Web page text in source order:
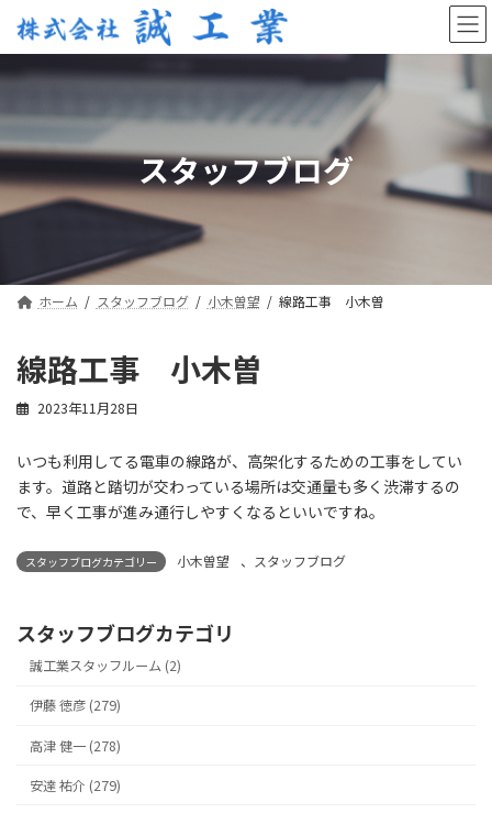
テ
ン
へ
ス
ッ
プ
ゲ
ー
ョ
ン
移
動
スタッフブログ
ホーム スタッフブログ 小木曽望 線路工事 小木曽
線路工事 小木曽
2023年11月28日
いつも利用してる電車の線路が、高架化するための工事をしてい
ます。道路と踏切が交わっている場所は交通量も多く渋滞するの
で、早く工事が進み通行しやすくなるといいですね。
スタッフブログカテゴリー 小木曽望 、 スタッフブログ
スタッフブログカテゴリ
誠工業スタッフルーム (2)
伊藤 徳彦 (279)
高津 健一 (278)
安達 祐介 (279)